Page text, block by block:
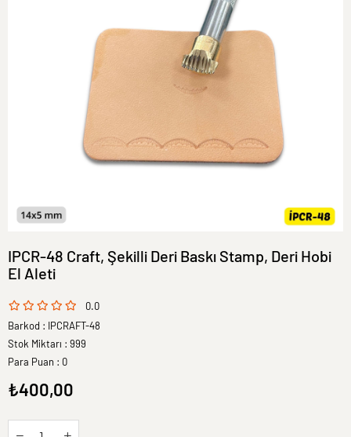
IPCR-48 Craft, Şekilli Deri Baskı Stamp, Deri Hobi
El Aleti
0.0
Barkod : IPCRAFT-48
Stok Miktarı : 999
Para Puan : 0
₺400,00